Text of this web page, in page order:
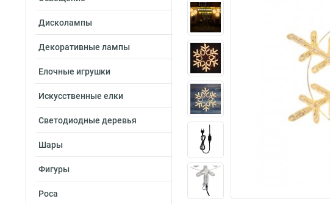
Дисколампы
Декоративные лампы
Елочные игрушки
Искусственные елки
Светодиодные деревья
Шары
Фигуры
Роса